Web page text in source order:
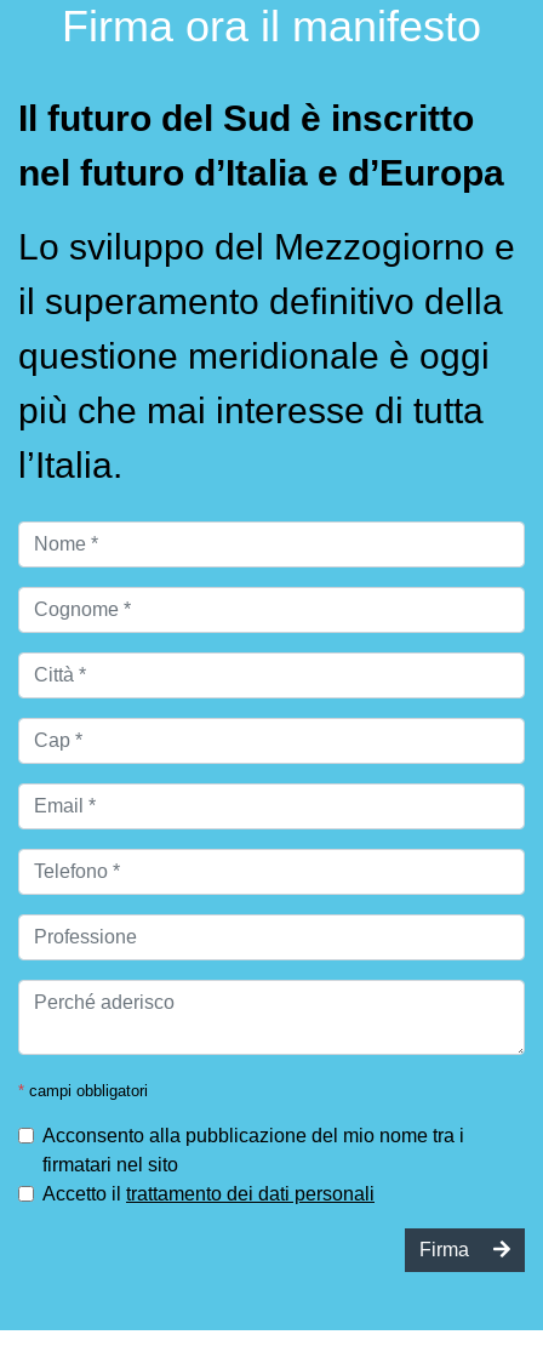
Firma ora il manifesto
Il futuro del Sud è inscritto
nel futuro d’Italia e d’Europa
Lo sviluppo del Mezzogiorno e
il superamento definitivo della
questione meridionale è oggi
più che mai interesse di tutta
l’Italia.
* campi obbligatori
Acconsento alla pubblicazione del mio nome tra i
firmatari nel sito
Accetto il trattamento dei dati personali
Firma